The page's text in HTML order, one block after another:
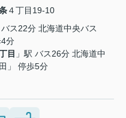
４丁目19-10
バス22分 北海道中央バス
4分
目 」駅 バス26分 北海道中
」 停歩5分